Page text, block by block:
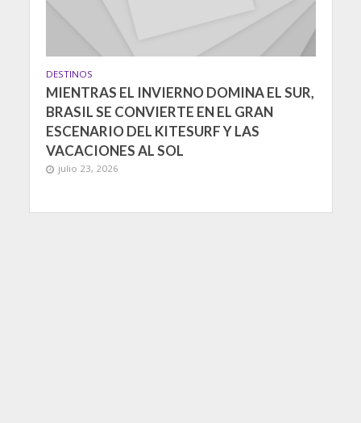
DESTINOS
MIENTRAS EL INVIERNO DOMINA EL SUR,
BRASIL SE CONVIERTE EN EL GRAN
ESCENARIO DEL KITESURF Y LAS
VACACIONES AL SOL
julio 23, 2026